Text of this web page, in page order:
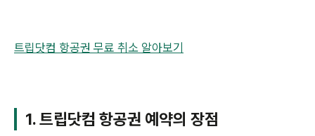
트립닷컴 항공권 무료 취소 알아보기
1. 트립닷컴 항공권 예약의 장점